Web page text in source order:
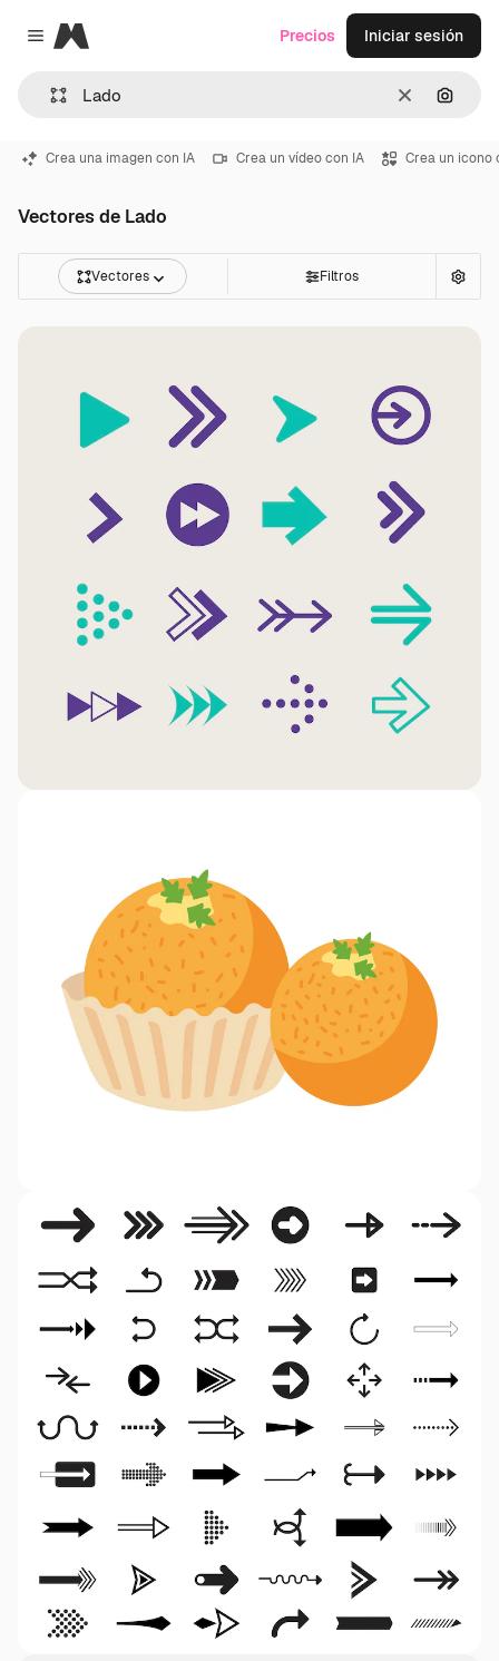
Close menu
Magnific
Borrar
Precios Iniciar sesión
Crea una imagen con IA Crea un vídeo con IA Crea un icono
Vectores de Lado
Vectores Filtros